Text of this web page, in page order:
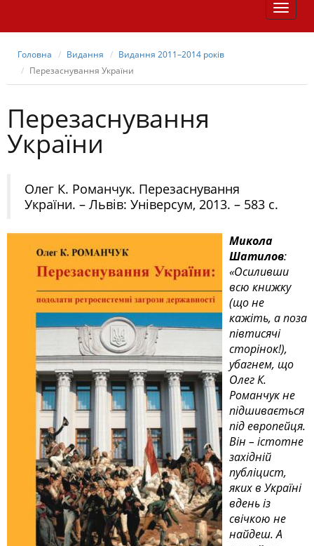
TOGGLE
Головна Видання
Видання 2011–2014 років
Перезаснування України
Перезаснування
України
Олег К. Романчук. Перезаснування
України. – Львів: Універсум, 2013. – 583 с.
Микола
Шатилов:
«Осиливши
всю книжку
(що не
кажіть, а поза
півтисячі
сторінок!),
убагнем, що
Олег К.
Романчук не
підшивається
під европейця.
Він – істотне
західній
публіцист,
яких в Україні
вдень із
свічкою не
найдеш. А